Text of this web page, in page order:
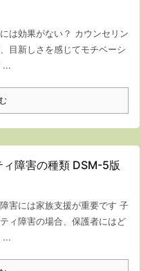
は効果がない？ カウンセリン
目新しさを感じてモチベーシ
...
障害の種類 DSM-5版
害には家族支援が重要です 子
ィ障害の場合、保護者にはど
...